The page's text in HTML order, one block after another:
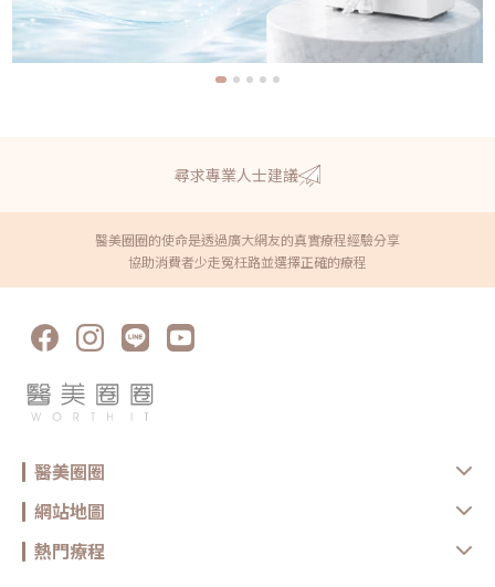
尋求專業人士建議
醫美圈圈的使命是透過廣大網友的真實療程經驗分享
協助消費者少走冤枉路並選擇正確的療程
醫美圈圈
網站地圖
熱門療程